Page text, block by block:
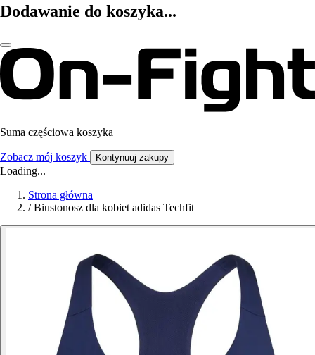
Dodawanie do koszyka...
Suma częściowa koszyka
Zobacz mój koszyk Kontynuuj zakupy
Loading...
Strona główna
/ Biustonosz dla kobiet adidas Techfit